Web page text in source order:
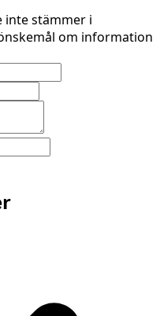
inte stämmer i
om information